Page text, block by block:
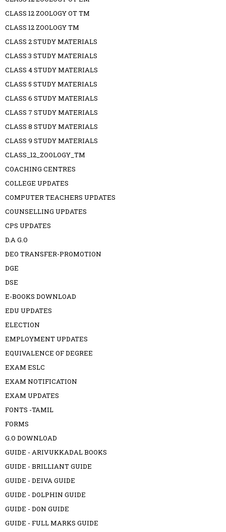
CLASS 12 ZOOLOGY OT TM
CLASS 12 ZOOLOGY TM
CLASS 2 STUDY MATERIALS
CLASS 3 STUDY MATERIALS
CLASS 4 STUDY MATERIALS
CLASS 5 STUDY MATERIALS
CLASS 6 STUDY MATERIALS
CLASS 7 STUDY MATERIALS
CLASS 8 STUDY MATERIALS
CLASS 9 STUDY MATERIALS
CLASS_12_ZOOLOGY_TM
COACHING CENTRES
COLLEGE UPDATES
COMPUTER TEACHERS UPDATES
COUNSELLING UPDATES
CPS UPDATES
D.A G.O
DEO TRANSFER-PROMOTION
DGE
DSE
E-BOOKS DOWNLOAD
EDU UPDATES
ELECTION
EMPLOYMENT UPDATES
EQUIVALENCE OF DEGREE
EXAM ESLC
EXAM NOTIFICATION
EXAM UPDATES
FONTS -TAMIL
FORMS
G.O DOWNLOAD
GUIDE - ARIVUKKADAL BOOKS
GUIDE - BRILLIANT GUIDE
GUIDE - DEIVA GUIDE
GUIDE - DOLPHIN GUIDE
GUIDE - DON GUIDE
GUIDE - FULL MARKS GUIDE